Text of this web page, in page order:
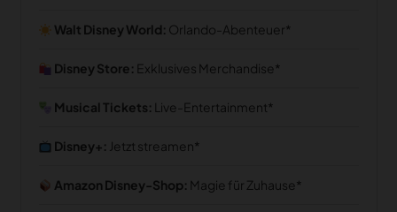
Walt Disney World: Orlando-Abenteuer
Disney Store: Exklusives Merchandise
Musical Tickets: Live-Entertainment
Disney+: Jetzt streamen
Amazon Disney-Shop: Magie für Zuhause